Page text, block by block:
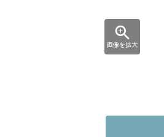
画像を拡大